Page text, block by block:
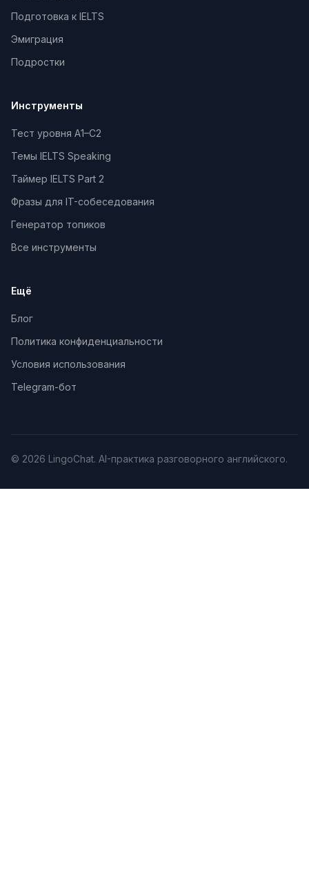
Подготовка к IELTS
Эмиграция
Подростки
Инструменты
Тест уровня A1–C2
Темы IELTS Speaking
Таймер IELTS Part 2
Фразы для IT-собеседования
Генератор топиков
Все инструменты
Ещё
Блог
Политика конфиденциальности
Условия использования
Telegram-бот
© 2026 LingoChat. AI-практика разговорного английского.